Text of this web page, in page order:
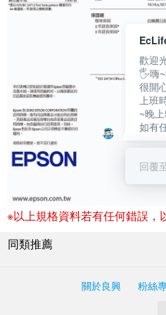
※以上規格資料若有任何錯誤，
同類推薦
關於良興 粉絲
歡迎
🖐嗨~
很開
上班
~晚
如有